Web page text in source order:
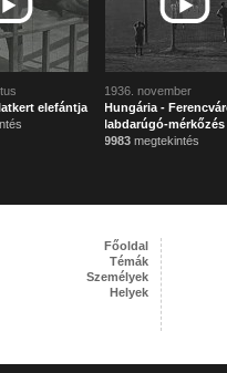
elefántja
1936. november
Hungária -
labdarúgó-mérkőzés
9983 megtekintés
Főoldal
Témák
Személyek
Helyek